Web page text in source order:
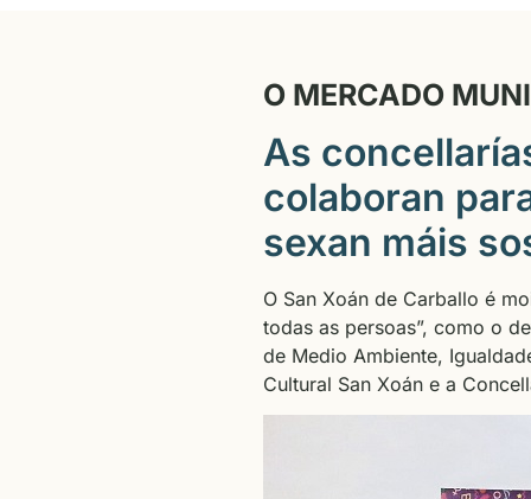
O MERCADO
As
colaboran
sexan máis
O San Xoán de Carballo é
todas as persoas”, como o
de Medio Ambiente,
Cultural San Xoán e a